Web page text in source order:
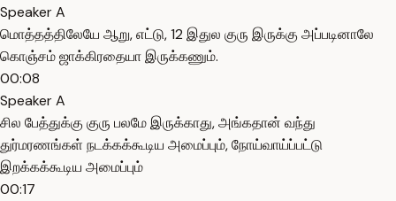
Speaker A
மொத்தத்திலேயே ஆறு, எட்டு, 12 இதுல குரு இருக்கு அப்படினாலே
கொஞ்சம் ஜாக்கிரதையா இருக்கணும்.
00:08
Speaker A
சில பேத்துக்கு குரு பலமே இருக்காது, அங்கதான் வந்து
துர்மரணங்கள் நடக்கக்கூடிய அமைப்பும், நோய்வாய்ப்பட்டு
இறக்கக்கூடிய அமைப்பும்
00:17